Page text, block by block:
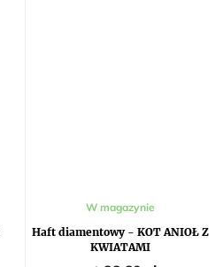
Haft diamentowy - KOT ANIOŁ Z
KWIATAMI
W magazynie